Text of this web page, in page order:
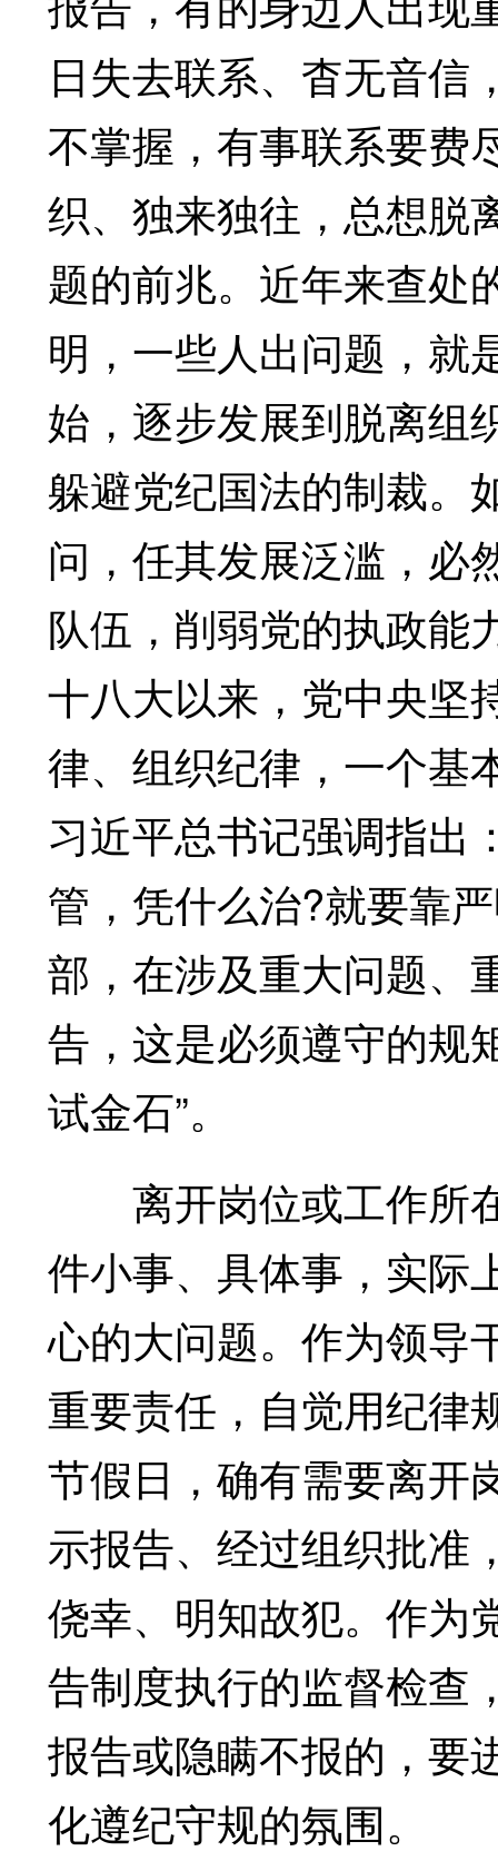
日失去联系、杳无音信
不掌握，有事联系要费
织、独来独往，总想脱
题的前兆。近年来查处
明，一些人出问题，就
始，逐步发展到脱离组
躲避党纪国法的制裁。
问，任其发展泛滥，必
队伍，削弱党的执政能
十八大以来，党中央坚
律、组织纪律，一个基
习近平总书记强调指出
管，凭什么治?就要靠
部，在涉及重大问题、
告，这是必须遵守的规
试金石”。
离开岗位或工作所
件小事、具体事，实际
心的大问题。作为领导
重要责任，自觉用纪律
节假日，确有需要离开
示报告、经过组织批准
侥幸、明知故犯。作为
告制度执行的监督检查
报告或隐瞒不报的，要
化遵纪守规的氛围。